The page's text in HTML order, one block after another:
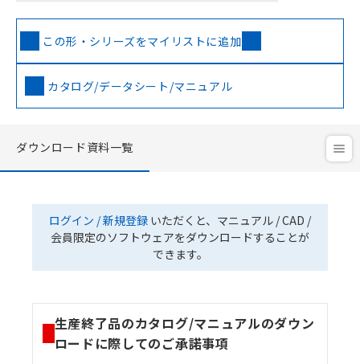
この形・シリーズをマイリストに追加
カタログ/データシート/マニュアル
ダウンロード資料一覧
ログイン / 新規登録 いただくと、マニュアル / CAD /
会員限定のソフトウェアをダウンロードすることが
できます。
生産終了品のカタログ/マニュアルのダウン
ロードに際してのご承諾事項